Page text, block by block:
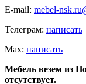
E-mail: mebel-
Телеграм: написать
Мах: написать
Мебель везем из
отсутствует.